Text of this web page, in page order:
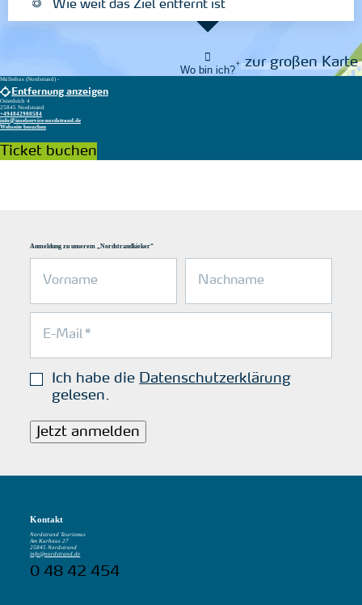
Wo bin ich?
Wie weit das Ziel entfernt ist
zur großen Karte
Müllerhus (Nordstrand) -
Entfernung anzeigen
Osterdeich 4
25845 Nordstrand
+494842900584
info@inselservice-nordstrand.de
Webseite besuchen
Ticket buchen
Anmeldung zu unserem „Nordstrandkieker“
Ich habe die Datenschutzerklärung
gelesen.
Jetzt anmelden
Kontakt
Nordstrand Tourismus
Am Kurhaus 27
25845 Nordstrand
info@nordstrand.de
0 48 42 454